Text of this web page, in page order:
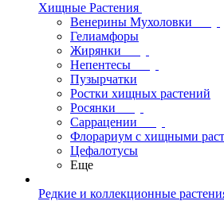
Хищные Растения
Венерины Мухоловки
Гелиамфоры
Жирянки
Непентесы
Пузырчатки
Ростки хищных растений
Росянки
Саррацении
Флорариум с хищными
Цефалотусы
Еще
Редкие и коллекционные